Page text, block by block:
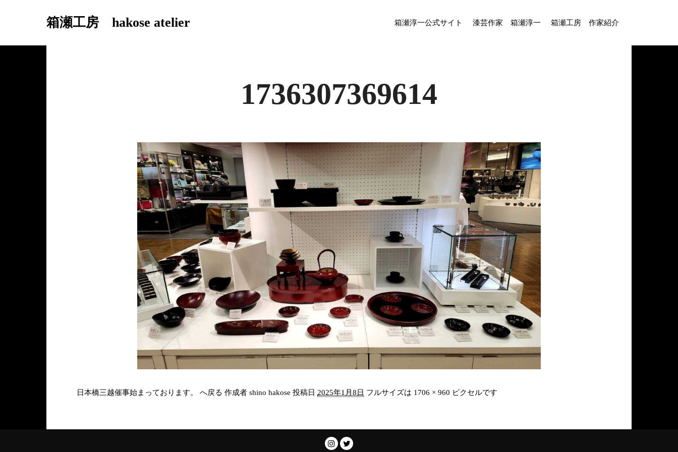
箱瀬工房 hakose atelier 箱瀬淳一公式サイト 漆芸作家 箱瀬淳一 箱瀬工房 作家紹介
1736307369614
日本橋三越催事始まっております。 へ戻る 作成者 shino hakose 投稿日 2025年1月8日 フルサイズは 1706 × 960 ピクセルです